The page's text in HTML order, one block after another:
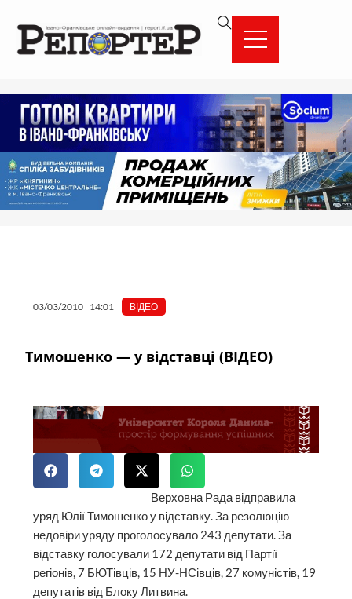
вмісту
03/03/2010 14:01 ВІДЕО
Тимошенко — у відставці (ВІДЕО)
Верховна Рада відправила
уряд Юлії Тимошенко у відставку. За резолюцію
недовіри уряду проголосувало 243 депутати. За
відставку голосували 172 депутати від Партії
регіонів, 7 БЮТівців, 15 НУ-НСівців, 27 комуністів, 19
депутатів від Блоку Литвина.